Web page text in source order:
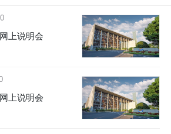
上说明会
上说明会